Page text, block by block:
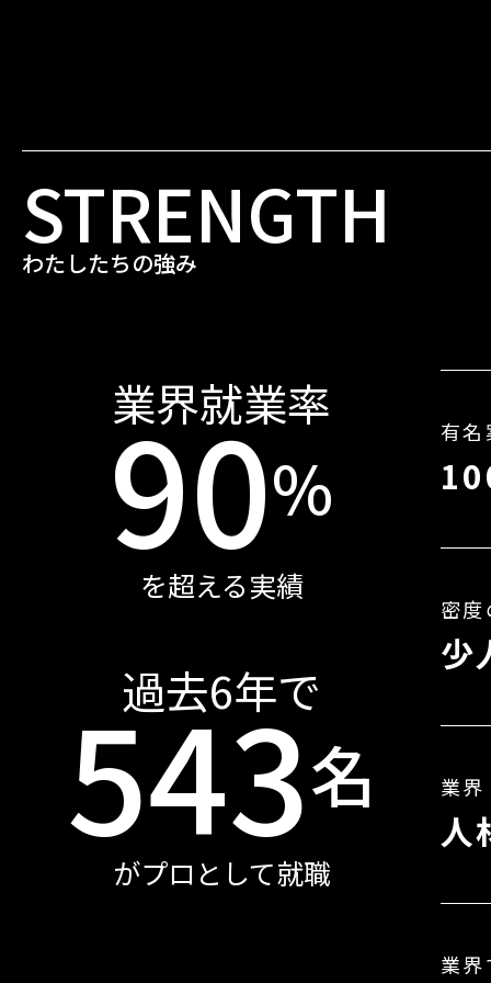
STRENGTH
わたしたちの強み
業界就業率
90%
を超える実績
過去6年で
543名
がプロとして就職
有
密
少
業
人
業